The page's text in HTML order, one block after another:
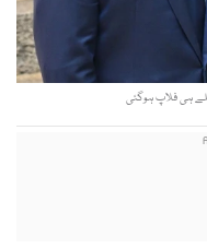
ہی فلاپ ہوگئی